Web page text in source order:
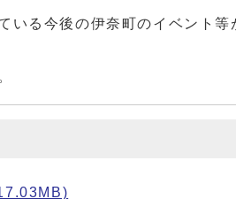
いる今後の伊奈町のイベント等